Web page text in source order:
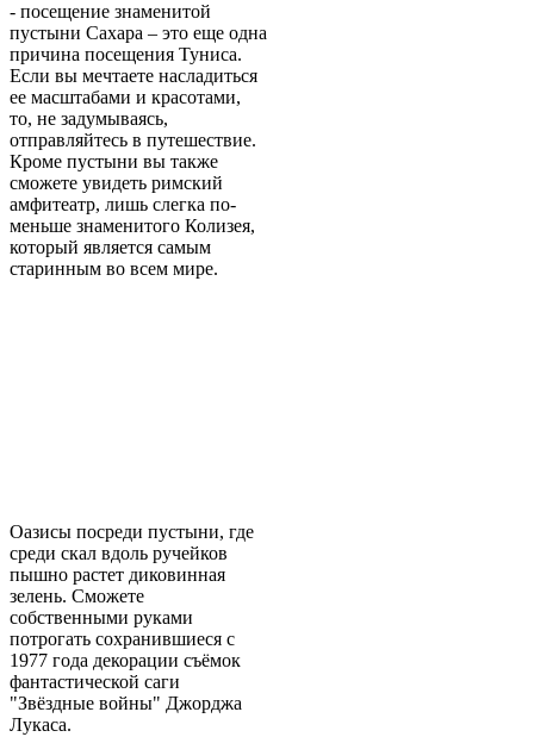
- посещение знаменитой
пустыни Сахара – это еще одна
причина посещения Туниса.
Если вы мечтаете насладиться
ее масштабами и красотами,
то, не задумываясь,
отправляйтесь в путешествие.
Кроме пустыни вы также
сможете увидеть римский
амфитеатр, лишь слегка по-
меньше знаменитого Колизея,
который является самым
старинным во всем мире.
Оазисы посреди пустыни, где
среди скал вдоль ручейков
пышно растет диковинная
зелень. Сможете
собственными руками
потрогать сохранившиеся с
1977 года декорации съёмок
фантастической саги
"Звёздные войны" Джорджа
Лукаса.